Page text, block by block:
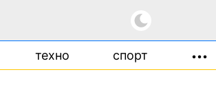
техно спорт •••